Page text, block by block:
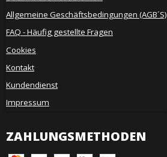
Allgemeine Geschäftsbedingungen (AGB´S)
FAQ - Häufig gestellte Fragen
Cookies
Kontakt
Kundendienst
Impressum
ZAHLUNGSMETHODEN